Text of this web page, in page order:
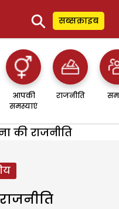
⚲ सब्सक्राइब
आपकी
समस्याएं
राजनीति
की राजनीति